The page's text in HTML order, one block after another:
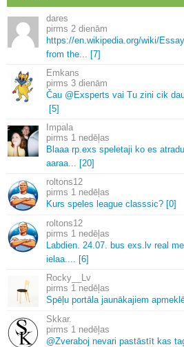
dares
2 dienām
https://en. wikipedia. org/wiki/
from the.
[7]
Emkans
3 dienām
Čau @Exsperts vai Tu zini cik
[5]
Impala
1 nedēļas
Blaaa rp. exs speletaji ko es
aaraa.
[20]
roltons12
1 nedēļas
Kurs speles league classsic? [0]
roltons12
1 nedēļas
Labdien. 24. 07. bus exs. lv real
ielaa.
[6]
Rocky__Lv
1 nedēļas
Spēļu portāla jaunākajiem
Skkar.
1 nedēļas
@Zveraboj nevari pastāstīt kas